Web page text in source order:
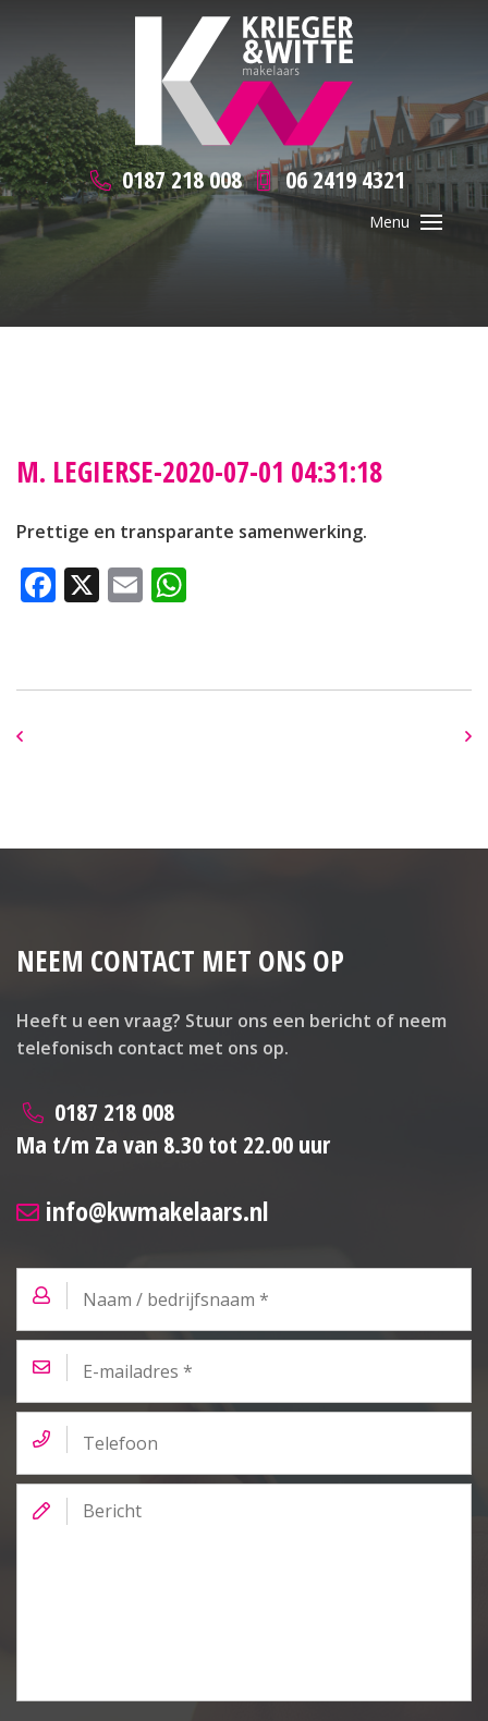
0187 218 008 06 2419 4321
M. LEGIERSE-2020-07-01 04:31:18
Prettige en transparante samenwerking.
Facebook
X Email
NEEM CONTACT MET ONS OP
Heeft u een vraag? Stuur ons een bericht of neem
telefonisch contact met ons op.
0187 218 008
Ma t/m Za van 8.30 tot 22.00 uur
info@kwmakelaars.nl
bedrijfsnaam *
mailadres
*